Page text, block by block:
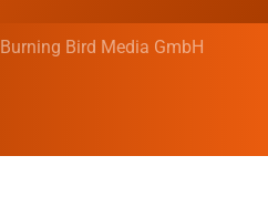
Burning Bird Media GmbH